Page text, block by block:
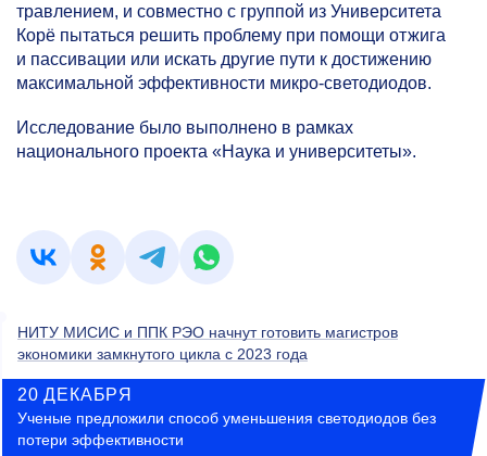
травлением, и совместно с группой из Университета
Корё пытаться решить проблему при помощи отжига
и пассивации или искать другие пути к достижению
максимальной эффективности микро-светодиодов.
Исследование было выполнено в рамках
национального проекта «Наука и университеты».
НИТУ МИСИС и ППК РЭО начнут готовить магистров
экономики замкнутого цикла с 2023 года
20 ДЕКАБРЯ
Ученые предложили способ уменьшения светодиодов без
потери эффективности